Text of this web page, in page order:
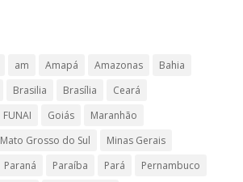
am Amapá Amazonas
Bahia
Brasilia Brasília
Ceará
FUNAI Goiás
Maranhão
Mato Grosso do Sul
Minas Gerais
Paraná Paraíba Pará
Pernambuco